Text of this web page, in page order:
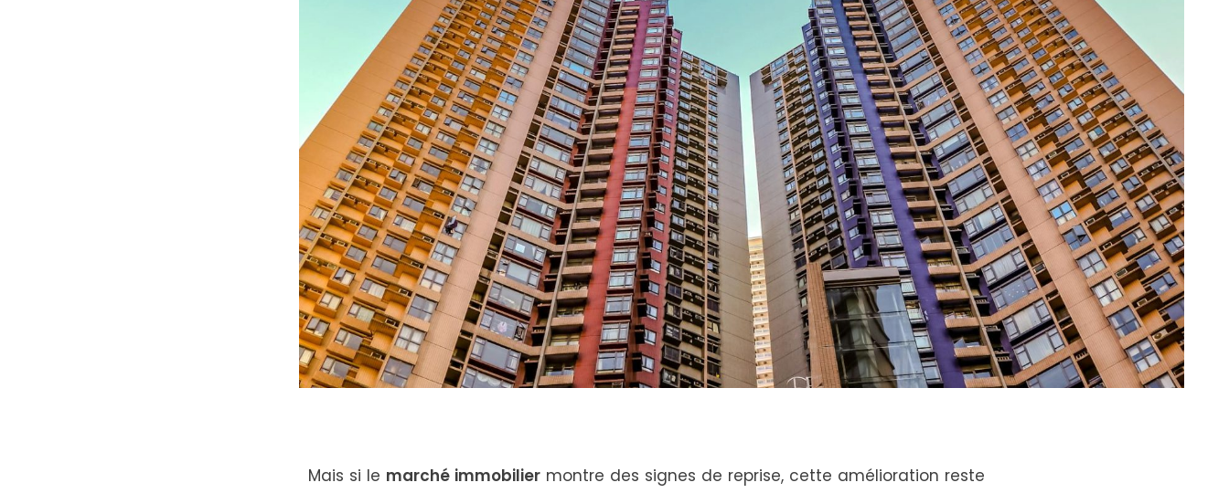
Mais si le marché immobilier montre des signes de reprise, cette amélioration reste